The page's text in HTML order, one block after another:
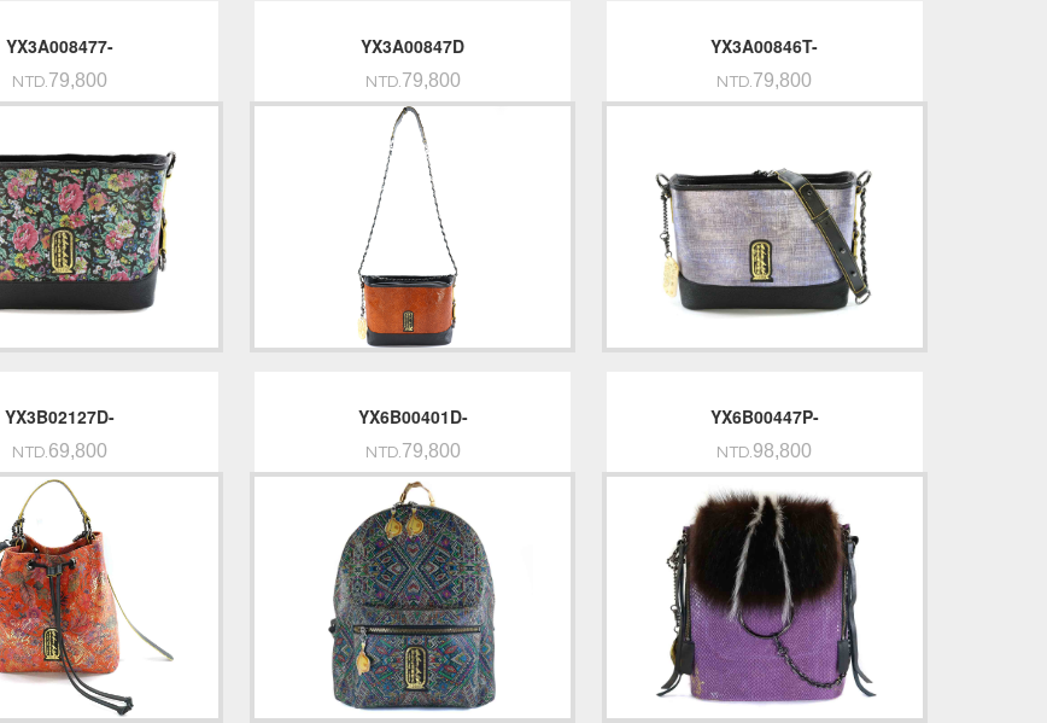
YX3A008477-
NTD.79,800
YX3A00847D
NTD.79,800
YX3A00846T-
NTD.79,800
YX3B02127D-
NTD.69,800
YX6B00401D-
NTD.79,800
YX6B00447P-
NTD.98,800